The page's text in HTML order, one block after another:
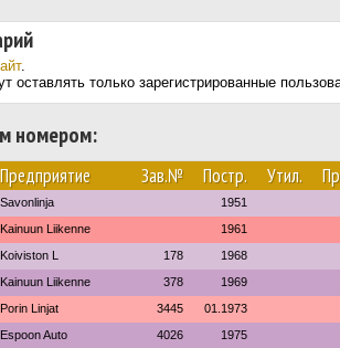
.
оставлять только зарегистрированные
номером:
Предприятие Зав.№ Постр. Утил.
Savonlinja 1951
Kainuun Liikenne 1961
Koiviston L 178 1968
Kainuun Liikenne 378 1969
Porin Linjat 3445 01.1973
Espoon Auto 4026 1975